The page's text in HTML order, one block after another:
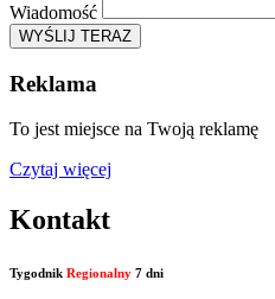
Wiadomość
WYŚLIJ TERAZ
Reklama
To jest miejsce na Twoją reklamę
Czytaj więcej
Kontakt
Tygodnik Regionalny 7 dni